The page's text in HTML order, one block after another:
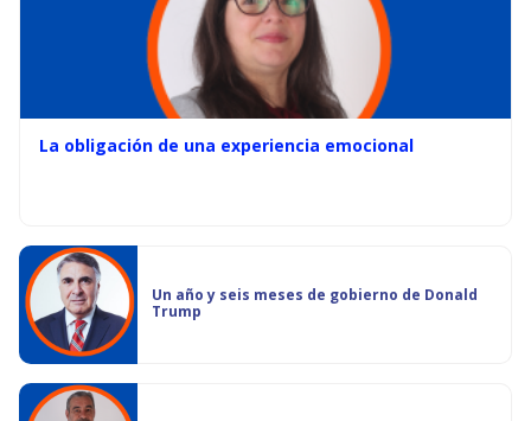
La obligación de una experiencia emocional
Un año y seis meses de gobierno de Donald
Trump